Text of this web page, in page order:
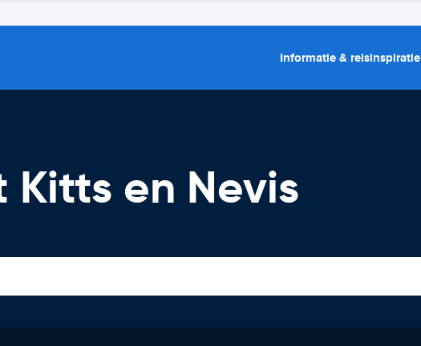
Informatie & reisinspiratie
en Nevis